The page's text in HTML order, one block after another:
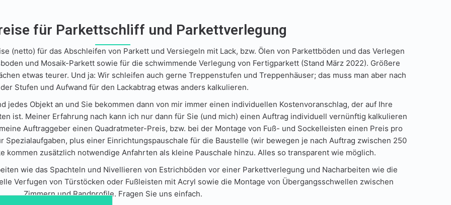
für Parkettschliff und Parkettverlegung
(netto) für das Abschleifen von Parkett und Versiegeln mit Lack, bzw. Ölen von Parkettböden und das Verlegen
und Mosaik-Parkett sowie für die schwimmende Verlegung von Fertigparkett (Stand März 2022). Größere
etwas teurer. Und ja: Wir schleifen auch gerne Treppenstufen und Treppenhäuser; das muss man aber nach
Stufen und Aufwand für den Lackabtrag etwas anders kalkulieren.
jedes Objekt an und Sie bekommen dann von mir immer einen individuellen Kostenvoranschlag, der auf Ihre
ist. Meiner Erfahrung nach kann ich nur dann für Sie (und mich) einen Auftrag individuell vernünftig kalkulieren
Auftraggeber einen Quadratmeter-Preis, bzw. bei der Montage von Fuß- und Sockelleisten einen Preis pro
Spezialaufgaben, plus einer Einrichtungspauschale für die Baustelle (wir bewegen je nach Auftrag zwischen 250
kommen zusätzlich notwendige Anfahrten als kleine Pauschale hinzu. Alles so transparent wie möglich.
wie das Spachteln und Nivellieren von Estrichböden vor einer Parkettverlegung und Nacharbeiten wie die
Verfugen von Türstöcken oder Fußleisten mit Acryl sowie die Montage von Übergangsschwellen zwischen
Zimmern und Randprofile. Fragen Sie uns einfach.